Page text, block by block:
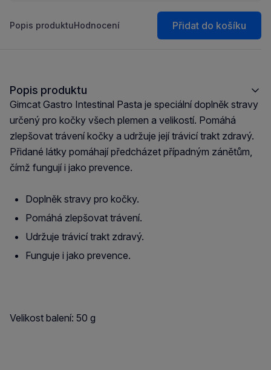
Popis produktuHodnocení Přidat do košíku
Popis produktu
Gimcat Gastro Intestinal Pasta je speciální doplněk stravy
určený pro kočky všech plemen a velikostí. Pomáhá
zlepšovat trávení kočky a udržuje její trávicí trakt zdravý.
Přidané látky pomáhají předcházet případným zánětům,
čímž fungují i jako prevence.
Doplněk stravy pro kočky.
Pomáhá zlepšovat trávení.
Udržuje trávicí trakt zdravý.
Funguje i jako prevence.
Velikost balení: 50 g